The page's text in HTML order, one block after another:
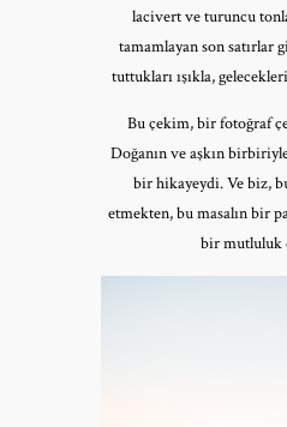
lacivert ve turuncu
tamamlayan son satırlar
tuttukları ışıkla,
Bu çekim, bir fotoğraf
Doğanın ve aşkın
bir hikayeydi. Ve biz,
etmekten, bu masalın bir
bir mutluluk